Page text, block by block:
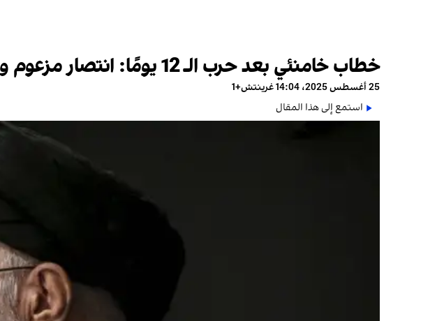
خطاب خامنئي بعد حرب الـ 12 يومًا: انتصار مزعوم وصمت عن الأزمات
25 أغسطس 2025، 14:04 غرينتش+1
استمع إلى هذا المقال